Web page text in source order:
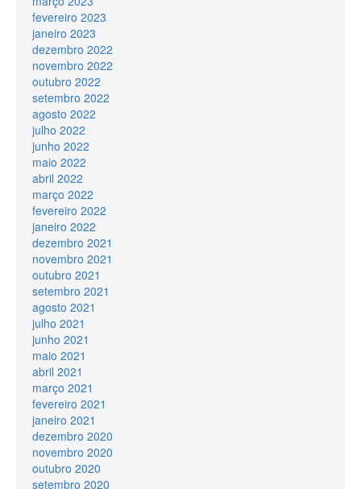
fevereiro 2023
janeiro 2023
dezembro 2022
novembro 2022
outubro 2022
setembro 2022
agosto 2022
julho 2022
junho 2022
maio 2022
abril 2022
março 2022
fevereiro 2022
janeiro 2022
dezembro 2021
novembro 2021
outubro 2021
setembro 2021
agosto 2021
julho 2021
junho 2021
maio 2021
abril 2021
março 2021
fevereiro 2021
janeiro 2021
dezembro 2020
novembro 2020
outubro 2020
setembro 2020